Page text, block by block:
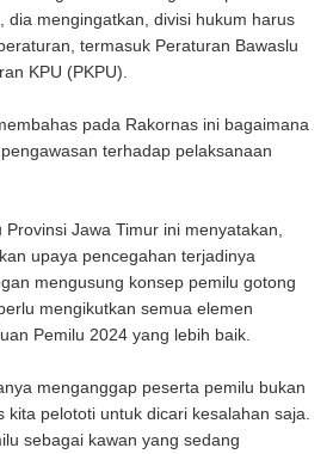
dia mengingatkan, divisi hukum harus
termasuk Peraturan Bawaslu
KPU (PKPU).
pada Rakornas ini bagaimana
terhadap pelaksanaan
Jawa Timur ini menyatakan,
upaya pencegahan terjadinya
mengusung konsep pemilu gotong
mengikutkan semua elemen
Pemilu 2024 yang lebih baik.
menganggap peserta pemilu bukan
pelototi untuk dicari kesalahan saja.
sebagai kawan yang sedang